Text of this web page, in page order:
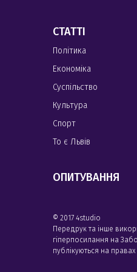
СТАТТІ
Політика
Економіка
Суспільство
Культура
Спорт
То є Львів
ОПИТУВАННЯ
© 2017 4studio
Передрук та інше
гіперпосилання на
публікуються на